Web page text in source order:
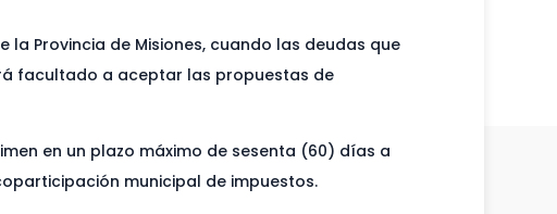
Provincia de Misiones, cuando las deudas que
facultado a aceptar las propuestas de
en un plazo máximo de sesenta (60) días a
municipal de impuestos.